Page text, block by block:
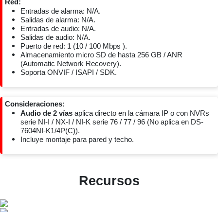
Red:
Entradas de alarma: N/A.
Salidas de alarma: N/A.
Entradas de audio: N/A.
Salidas de audio: N/A.
Puerto de red: 1 (10 / 100 Mbps ).
Almacenamiento micro SD de hasta 256 GB / ANR
(Automatic Network Recovery).
Soporta ONVIF / ISAPI / SDK.
Consideraciones:
Audio de 2 vías aplica directo en la cámara IP o con NVRs
serie NI-I / NX-I / NI-K serie 76 / 77 / 96 (No aplica en DS-
7604NI-K1/4P(C)).
Incluye montaje para pared y techo.
Recursos